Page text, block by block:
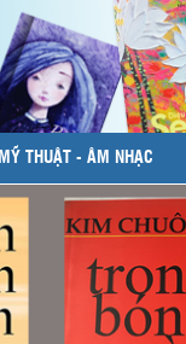
MỸ THUẬT - ÂM NHẠC